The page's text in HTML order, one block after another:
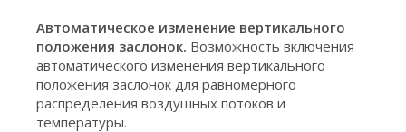
Автоматическое изменение вертикального
положения заслонок. Возможность включения
автоматического изменения вертикального
положения заслонок для равномерного
распределения воздушных потоков и
температуры.